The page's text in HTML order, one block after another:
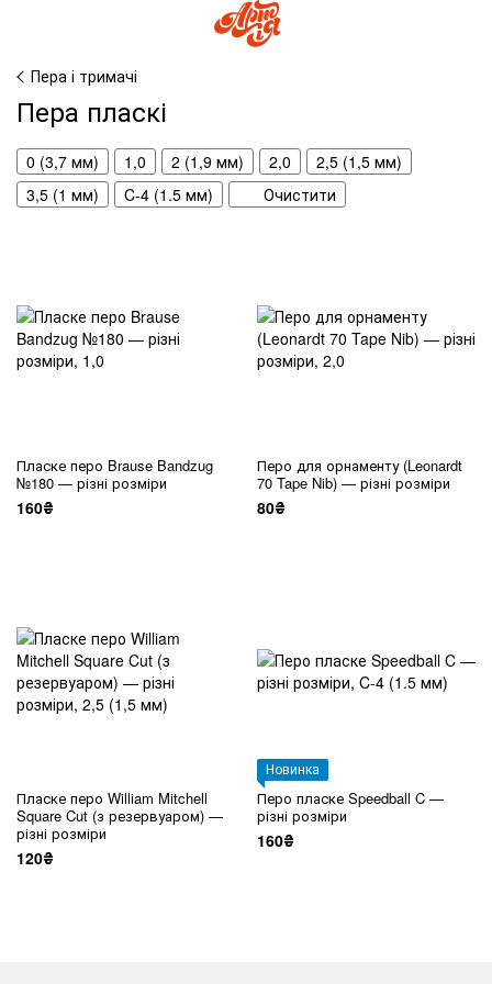
Пера і тримачі
Пера пласкі
0 (3,7 мм) 1,0 2 (1,9 мм) 2,0
2,5 (1,5 мм)
3,5 (1 мм)
C-4 (1.5 мм) Очистити
Пласке перо Brause Bandzug
№180 — різні розміри
160₴
Перо для орнаменту (Leonardt
70 Tape Nib) — різні розміри
80₴
Пласке перо William Mitchell
Square Cut (з резервуаром) —
різні розміри
120₴
Новинка
Перо пласке Speedball C —
різні розміри
160₴